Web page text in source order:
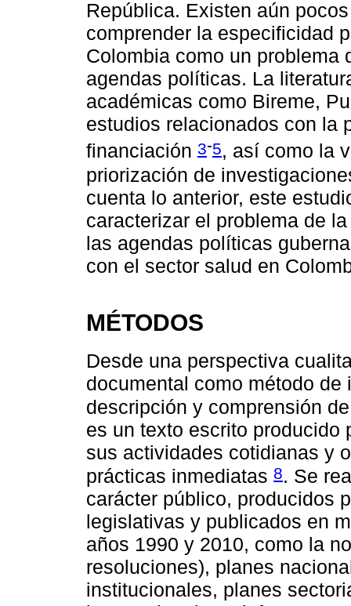
República. Existen aún
comprender la especificidad
Colombia como un problema
agendas políticas. La
académicas como Bireme,
estudios relacionados con la
financiación 3-5, así como la
priorización de
cuenta lo anterior, este
caracterizar el problema de
las agendas políticas
con el sector salud en
MÉTODOS
Desde una perspectiva
documental como método
descripción y comprensión
es un texto escrito producido
sus actividades cotidianas y
prácticas inmediatas 8. Se
carácter público, producidos
legislativas y publicados en
años 1990 y 2010, como la
resoluciones), planes
institucionales, planes